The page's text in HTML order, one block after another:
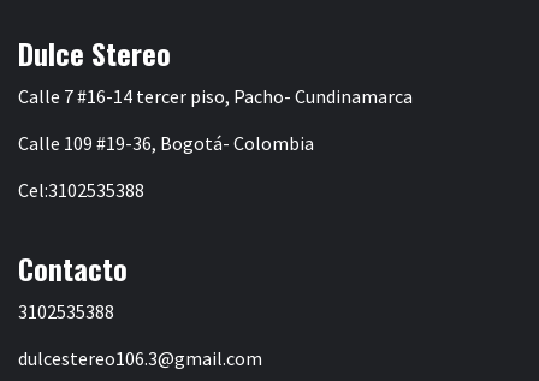
Dulce Stereo
Calle 7 #16-14 tercer piso, Pacho- Cundinamarca
Calle 109 #19-36, Bogotá- Colombia
Cel:3102535388
Contacto
3102535388
dulcestereo106.3@gmail.com